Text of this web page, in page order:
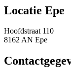
Locatie Epe
Hoofdstraat 110
8162 AN Epe